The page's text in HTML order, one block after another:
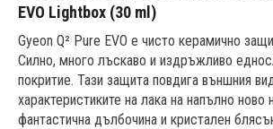
EVO Lightbox (30 ml)
Gyeon Q² Pure EVO е чисто керамично
Силно, много лъскаво и издръжливо
покритие. Тази защита повдига външния
характеристиките на лака на напълно ново
фантастична дълбочина и кристален